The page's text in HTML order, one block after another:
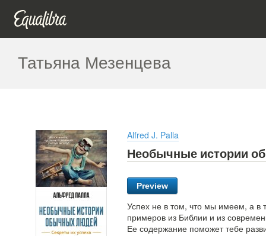
Татьяна Мезенцева
Alfred J. Palla
Необычные истории
Preview
Успех не в том, что мы имеем, а в
примеров из Библии и из
Ее содержание поможет тебе